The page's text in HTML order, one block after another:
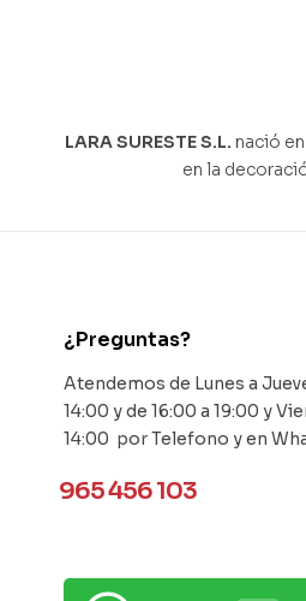
LARA SURESTE S.L. nació
en la
¿Preguntas?
Atendemos de Lunes a
14:00 y de 16:00 a 19:00 y
14:00 por Telefono y en
965 456 103